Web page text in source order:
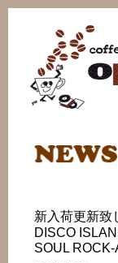
新入荷更新致
DISCO
SOUL